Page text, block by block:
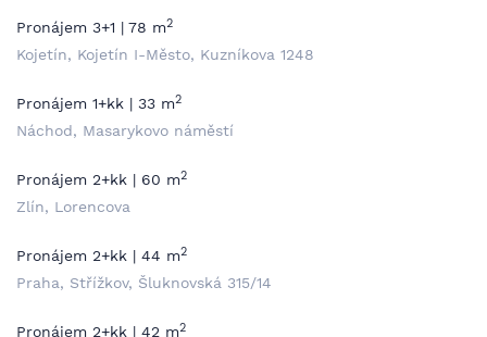
Pronájem 3+1 | 78 m2
Kojetín, Kojetín I-Město, Kuzníkova 1248
Pronájem 1+kk | 33 m2
Náchod, Masarykovo náměstí
Pronájem 2+kk | 60 m2
Zlín, Lorencova
Pronájem 2+kk | 44 m2
Praha, Střížkov, Šluknovská 315/14
Pronájem 2+kk | 42 m2